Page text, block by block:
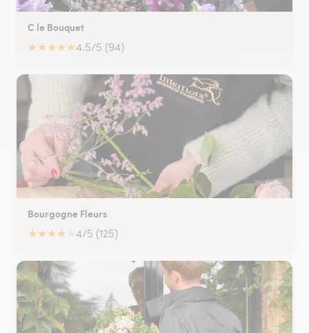
C le Bouquet
★★★★★4.5/5 (94)
Bourgogne Fleurs
★★★★ 4/5 (125)